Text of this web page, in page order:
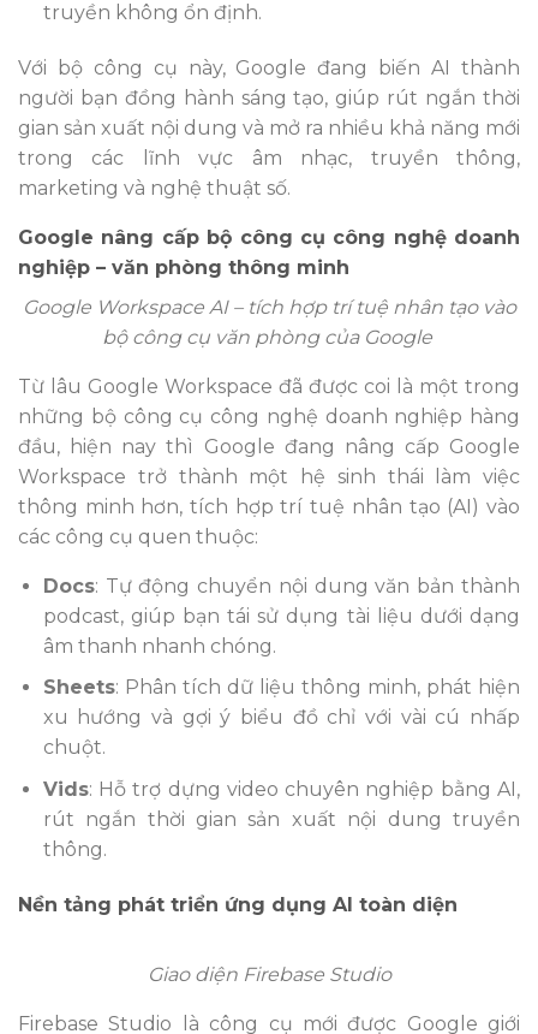
truyền không ổn định.
Với bộ công cụ này, Google đang biến AI thành
người bạn đồng hành sáng tạo, giúp rút ngắn thời
gian sản xuất nội dung và mở ra nhiều khả năng mới
trong các lĩnh vực âm nhạc, truyền thông,
marketing và nghệ thuật số.
Google nâng cấp bộ công cụ công nghệ doanh
nghiệp – văn phòng thông minh
Google Workspace AI – tích hợp trí tuệ nhân tạo vào
bộ công cụ văn phòng của Google
Từ lâu Google Workspace đã được coi là một trong
những bộ công cụ công nghệ doanh nghiệp hàng
đầu, hiện nay thì Google đang nâng cấp Google
Workspace trở thành một hệ sinh thái làm việc
thông minh hơn, tích hợp trí tuệ nhân tạo (AI) vào
các công cụ quen thuộc:
Docs: Tự động chuyển nội dung văn bản thành
podcast, giúp bạn tái sử dụng tài liệu dưới dạng
âm thanh nhanh chóng.
Sheets: Phân tích dữ liệu thông minh, phát hiện
xu hướng và gợi ý biểu đồ chỉ với vài cú nhấp
chuột.
Vids: Hỗ trợ dựng video chuyên nghiệp bằng AI,
rút ngắn thời gian sản xuất nội dung truyền
thông.
Nền tảng phát triển ứng dụng AI toàn diện
Giao diện Firebase Studio
Firebase Studio là công cụ mới được Google giới